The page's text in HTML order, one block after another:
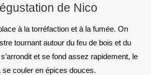
de Nico
à la torréfaction et à la fumée. On
tournant autour du feu de bois et du
et se fond assez rapidement, le
couler en épices douces.